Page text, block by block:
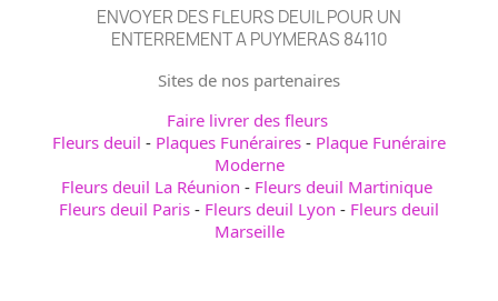
ENVOYER DES FLEURS DEUIL POUR UN
ENTERREMENT A PUYMERAS 84110
Sites de nos partenaires
Faire livrer des fleurs
Fleurs deuil - Plaques Funéraires - Plaque Funéraire
Moderne
Fleurs deuil La Réunion - Fleurs deuil Martinique
Fleurs deuil Paris - Fleurs deuil Lyon - Fleurs deuil
Marseille